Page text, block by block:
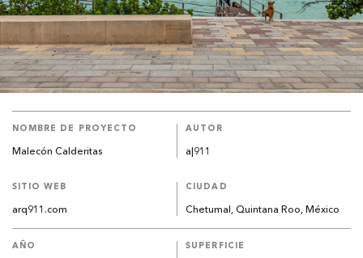
NOMBRE DE PROYECTO
Malecón Calderitas
AUTOR
a|911
SITIO WEB
arq911.com
CIUDAD
Chetumal, Quintana Roo, México
AÑO SUPERFICIE